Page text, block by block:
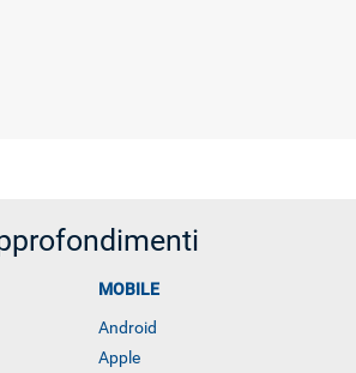
MOBILE
Android
Apple